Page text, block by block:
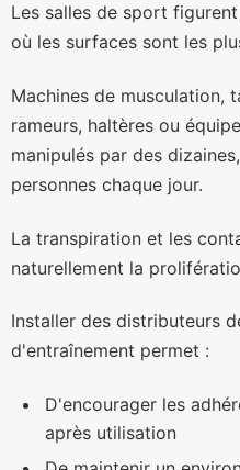
Les salles de sport
où les surfaces sont les
Machines de musculation,
rameurs, haltères ou
manipulés par des
personnes chaque jour.
La transpiration et les
naturellement la
Installer des distributeurs
d'entraînement permet :
D'encourager les
après utilisation